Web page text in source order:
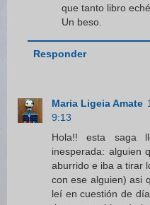
que tanto libro
Un beso.
Responder
Maria Ligeia Amate
9:13
Hola!! esta saga
inesperada: alguien
aburrido e iba a tirar
con ese alguien) asi
leí en cuestión de